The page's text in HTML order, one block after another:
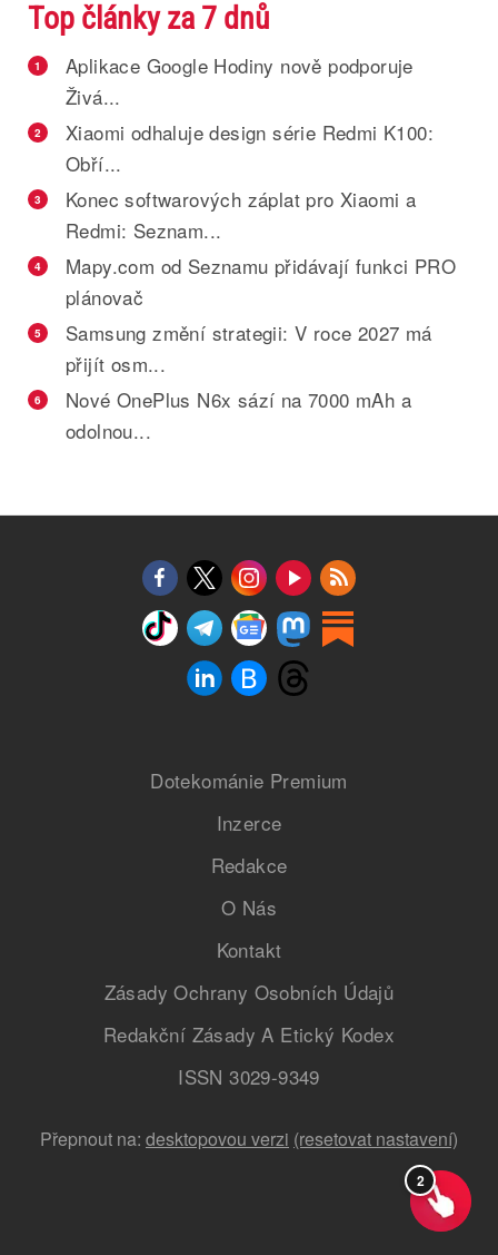
Top články za 7 dnů
1
Aplikace Google Hodiny nově podporuje
Živá...
2
Xiaomi odhaluje design série Redmi K100:
Obří...
3
Konec softwarových záplat pro Xiaomi a
Redmi: Seznam...
4
Mapy.com od Seznamu přidávají funkci PRO
plánovač
5
Samsung změní strategii: V roce 2027 má
přijít osm...
6
Nové OnePlus N6x sází na 7000 mAh a
odolnou...
Dotekománie Premium
Inzerce
Redakce
O Nás
Kontakt
Zásady Ochrany Osobních Údajů
Redakční Zásady A Etický Kodex
ISSN 3029-9349
Přepnout na: desktopovou verzi (resetovat nastavení)
2